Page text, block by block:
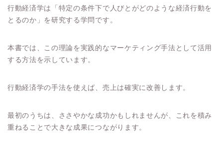
行動経済学は「特定の条件下で人びとがどのような経済行動を
とるのか」を研究する学問です。
本書では、この理論を実践的なマーケティング手法として活用
する方法を示しています。
行動経済学の手法を使えば、売上は確実に改善します。
最初のうちは、ささやかな成功かもしれませんが、これを積み
重ねることで大きな成果につながります。